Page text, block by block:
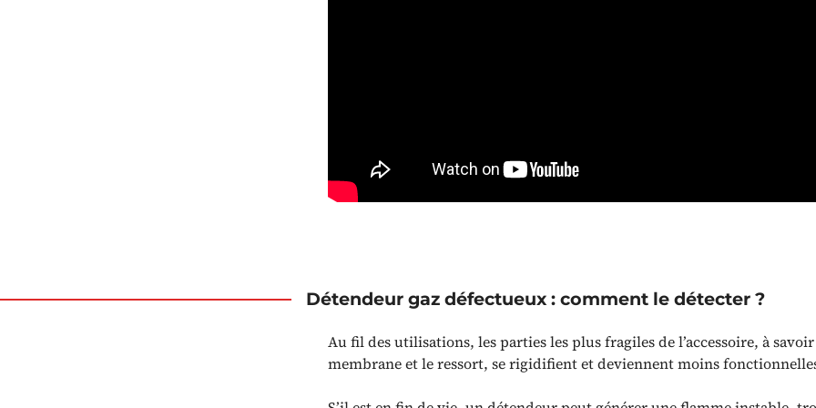
Détendeur gaz défectueux : comment le détecter ?
Au fil des utilisations, les parties les plus fragiles de l’accessoire, à
membrane et le ressort, se rigidifient et deviennent moins